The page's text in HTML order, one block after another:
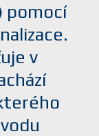
pomocí
v